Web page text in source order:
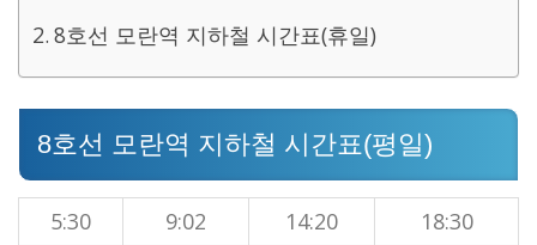
8호선 모란역 지하철 시간표(휴일)
8호선 모란역 지하철 시간표(평일)
5:30 9:02 14:20
18:30